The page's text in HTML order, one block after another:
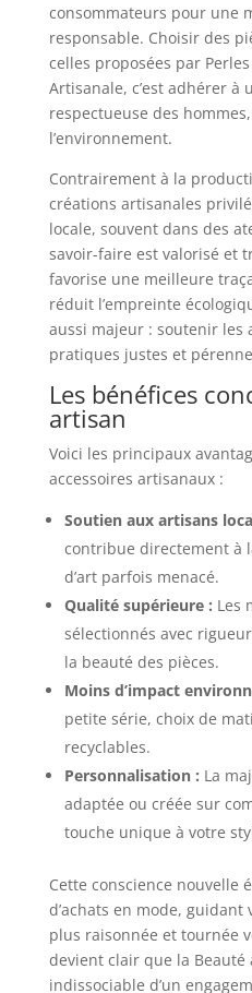
consommateurs pour une
responsable. Choisir des
celles proposées par
Artisanale, c’est adhérer à
respectueuse des
l’environnement.
Contrairement à la
créations artisanales
locale, souvent dans des
savoir-faire est valorisé et
favorise une meilleure
réduit l’empreinte
aussi majeur : soutenir les
pratiques justes et
Les bénéfices
artisan
Voici les principaux
accessoires artisanaux :
Soutien aux artisans
contribue directement à
d’art parfois menacé.
Qualité supérieure : Les
sélectionnés avec
la beauté des pièces.
Moins d’impact
petite série, choix de
recyclables.
Personnalisation : La
adaptée ou créée sur
touche unique à votre
Cette conscience nouvelle
d’achats en mode,
plus raisonnée et tournée
devient clair que la
indissociable d’un